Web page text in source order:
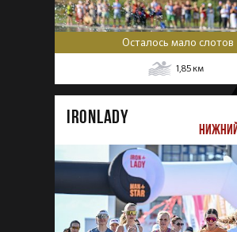
Осталось мало слотов
1,85 км
IRONLADY